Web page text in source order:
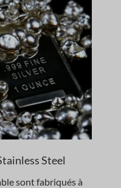
Steel
sont fabriqués à